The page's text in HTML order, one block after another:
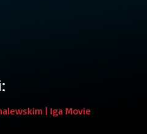
| Iga Movie